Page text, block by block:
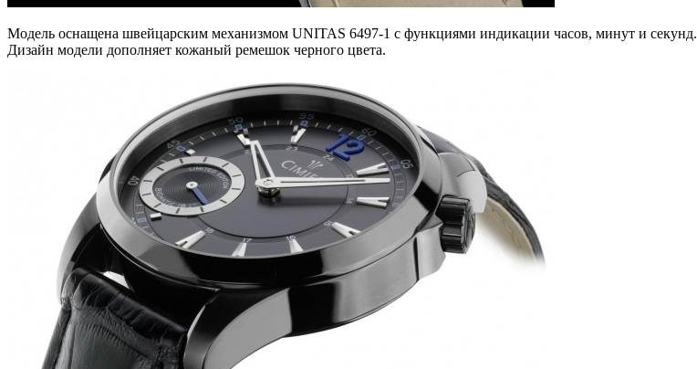
Модель оснащена швейцарским механизмом UNITAS 6497-1 с функциями индикации часов, минут и секунд.
Дизайн модели дополняет кожаный ремешок черного цвета.